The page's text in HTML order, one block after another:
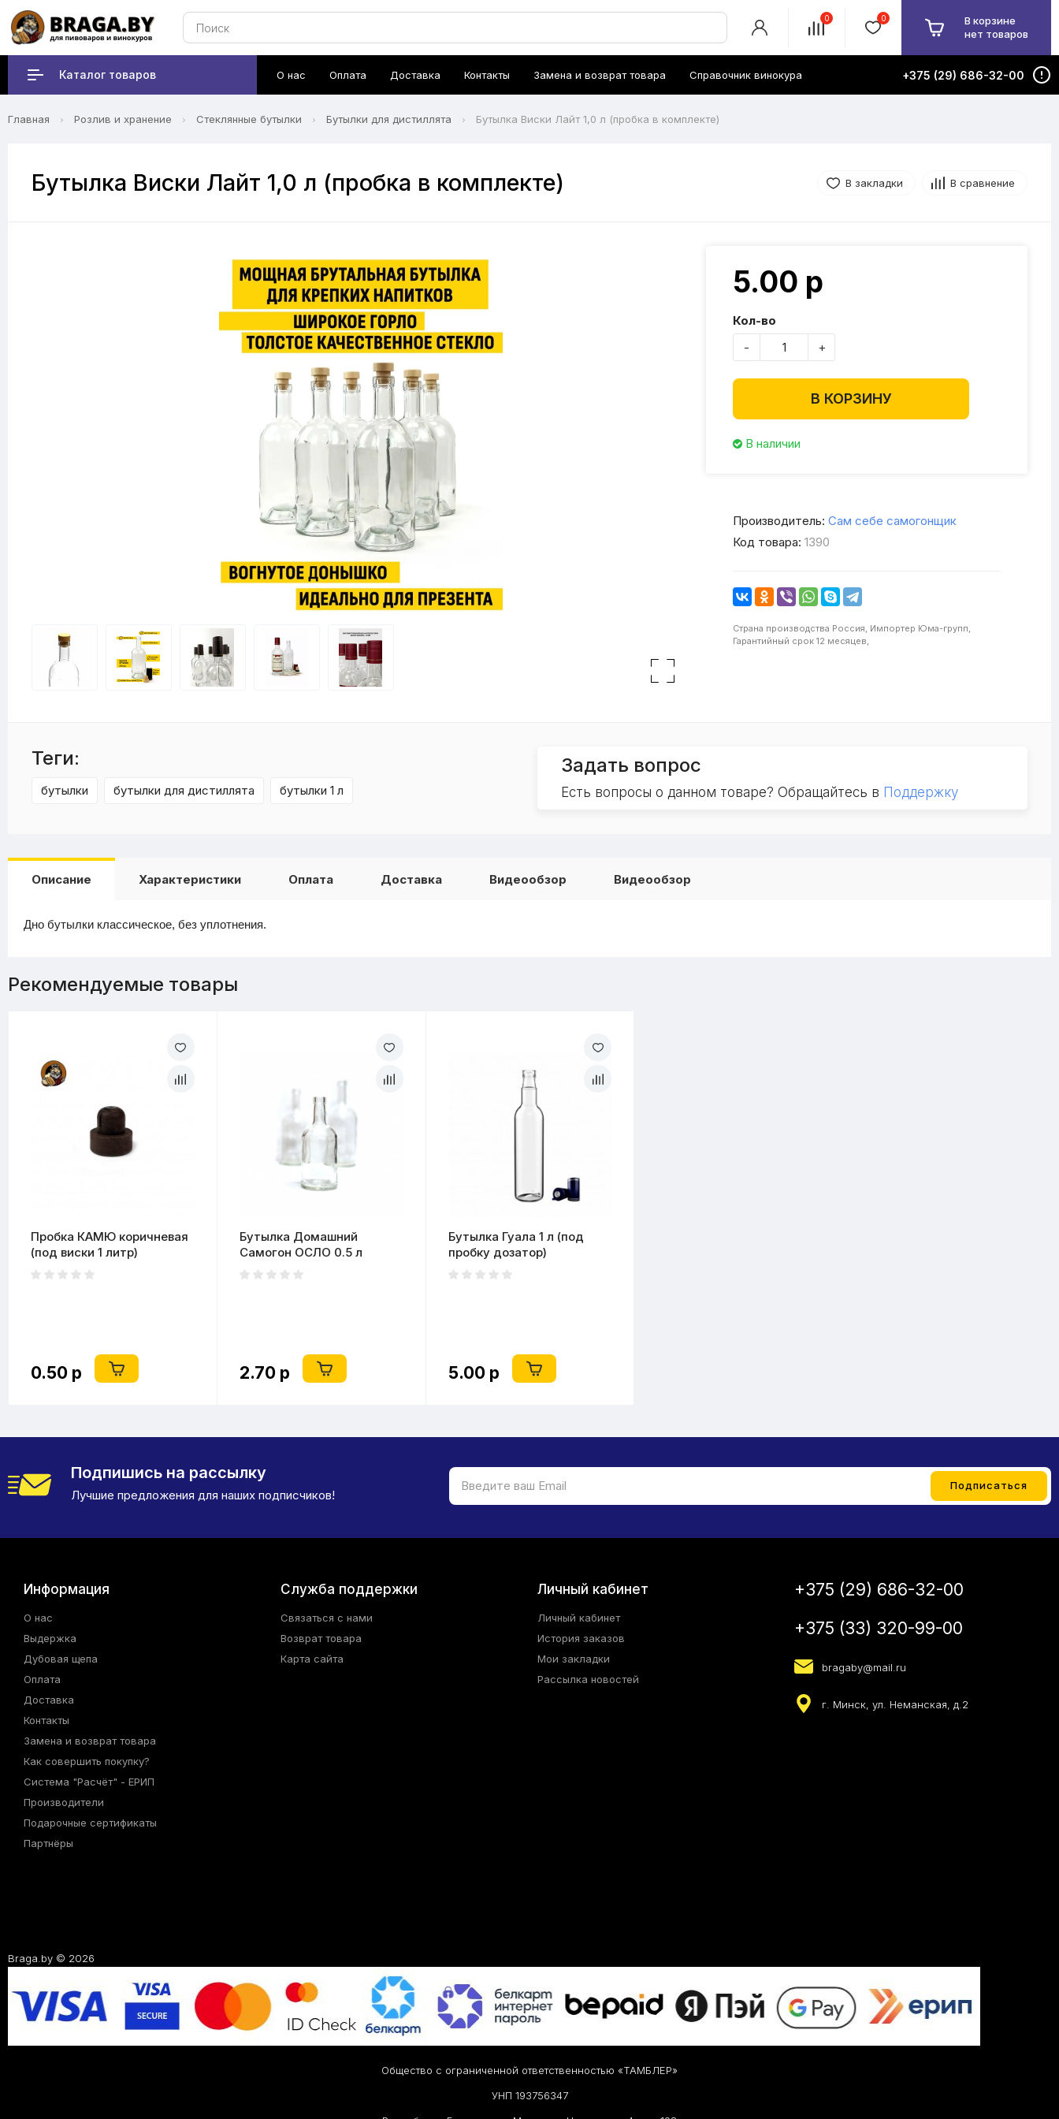
0 0
В корзине
нет товаров
Каталог товаров О нас Оплата Доставка Контакты Замена и возврат товара Справочник винокура +375 (29) 686-32-00
Главная Розлив и хранение Стеклянные бутылки Бутылки для дистиллята Бутылка Виски Лайт 1,0 л (пробка в комплекте)
Бутылка Виски Лайт 1,0 л (пробка в комплекте) В закладки В сравнение
5.00 р
Кол-во
-
+
В КОРЗИНУ
В наличии
Производитель: Сам себе самогонщик
Код товара: 1390
Страна производства Россия, Импортер Юма-групп,
Гарантийный срок 12 месяцев,
Теги:
бутылки бутылки для дистиллята бутылки 1 л
Задать вопрос
Есть вопросы о данном товаре? Обращайтесь в Поддержку
Описание Характеристики Оплата Доставка Видеообзор Видеообзор
Дно бутылки классическое, без уплотнения.
Рекомендуемые товары
Пробка КАМЮ коричневая
(под виски 1 литр)
0.50 р
Бутылка Домашний
Самогон ОСЛО 0.5 л
(пробка в комплекте)
2.70 р
Бутылка Гуала 1 л (под
пробку дозатор)
5.00 р
Подпишись на рассылку
Лучшие предложения для наших подписчиков!
Информация
О нас
Выдержка
Дубовая щепа
Оплата
Доставка
Контакты
Замена и возврат товара
Как совершить покупку?
Система "Расчёт" - ЕРИП
Производители
Подарочные сертификаты
Партнёры
Служба поддержки
Связаться с нами
Возврат товара
Карта сайта
Личный кабинет
Личный кабинет
История заказов
Мои закладки
Рассылка новостей
+375 (29) 686-32-00
+375 (33) 320-99-00
bragaby@mail.ru
г. Минск, ул. Неманская, д.2
Braga.by © 2026
Общество с ограниченной ответственностью «ТАМБЛЕР»
УНП 193756347